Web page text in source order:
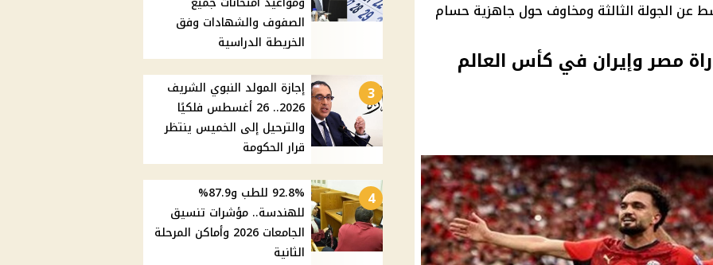
عن الجولة الثالثة ومخاوف حول جاهزية حسام
مصر وإيران في كأس العالم
الصفوف والشهادات وفق
الخريطة الدراسية
3
إجازة المولد النبوي الشريف
2026.. 26 أغسطس فلكيًا
والترحيل إلى الخميس ينتظر
قرار الحكومة
4
92.8% للطب و87.9%
للهندسة.. مؤشرات تنسيق
الجامعات 2026 وأماكن المرحلة
الثانية